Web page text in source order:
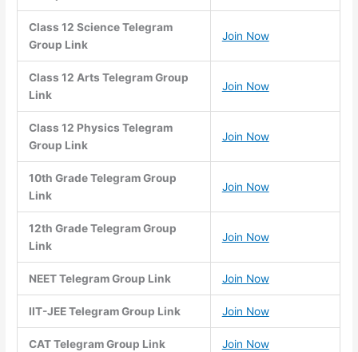
Class 12 Science Telegram
Group Link
Join Now
Class 12 Arts Telegram Group
Link
Join Now
Class 12 Physics Telegram
Group Link
Join Now
10th Grade Telegram Group
Link
Join Now
12th Grade Telegram Group
Link
Join Now
NEET Telegram Group Link Join Now
IIT-JEE Telegram Group Link Join Now
CAT Telegram Group Link Join Now